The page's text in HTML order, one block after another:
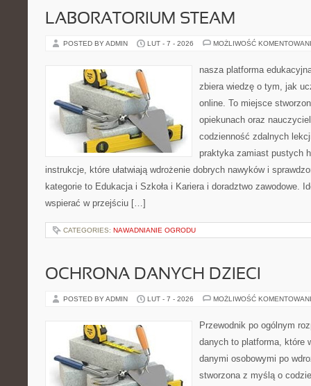
LABORATORIUM STEAM
POSTED BY ADMIN LUT - 7 - 2026 MOŻLIWOŚĆ
nasza platforma
zbiera wiedzę o tym, jak
online. To miejsce
opiekunach oraz
codzienność zdalnych
praktyka zamiast pustych
instrukcje, które ułatwiają wdrożenie dobrych nawyków i
kategorie to Edukacja i Szkoła i Kariera i doradztwo zawodowe.
wspierać w przejściu […]
CATEGORIES: NAWADNIANIE OGRODU
OCHRONA DANYCH DZIECI
POSTED BY ADMIN LUT - 7 - 2026 MOŻLIWOŚĆ
Przewodnik po ogólnym
danych to platforma, które
danymi osobowymi po
stworzona z myślą o